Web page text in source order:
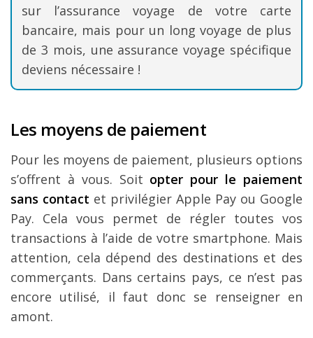
sur l’assurance voyage de votre carte
bancaire, mais pour un long voyage de plus
de 3 mois, une assurance voyage spécifique
deviens nécessaire !
Les moyens de paiement
Pour les moyens de paiement, plusieurs options
s’offrent à vous. Soit opter pour le paiement
sans contact et privilégier Apple Pay ou Google
Pay. Cela vous permet de régler toutes vos
transactions à l’aide de votre smartphone. Mais
attention, cela dépend des destinations et des
commerçants. Dans certains pays, ce n’est pas
encore utilisé, il faut donc se renseigner en
amont.